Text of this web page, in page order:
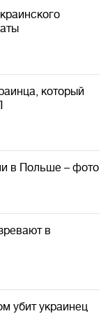
который
в Польше – фото
в
убит украинец